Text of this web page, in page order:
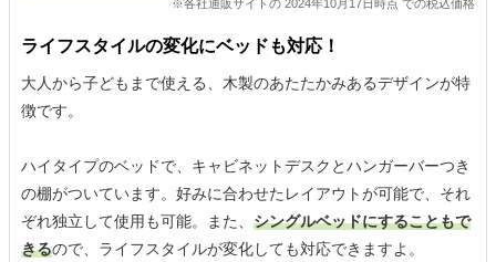
※各社通販サイトの 2024年10月17日時点 での税込価格
ライフスタイルの変化にベッドも対応！
大人から子どもまで使える、木製のあたたかみあるデザインが特
徴です。
ハイタイプのベッドで、キャビネットデスクとハンガーバーつき
の棚がついています。好みに合わせたレイアウトが可能で、それ
ぞれ独立して使用も可能。また、 シングルベッドにすることもで
きるので、ライフスタイルが変化しても対応できますよ。